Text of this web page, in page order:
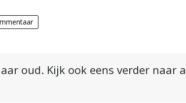
oud. Kijk ook eens verder naar